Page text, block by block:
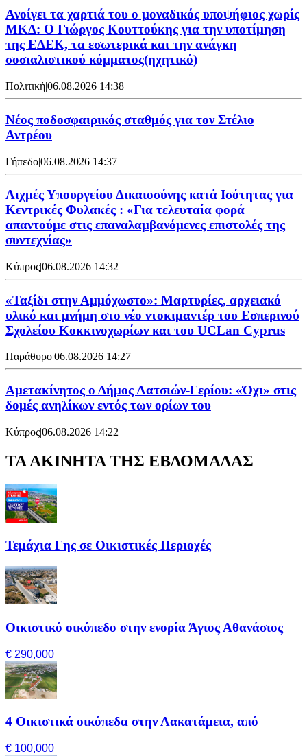
Ανοίγει τα χαρτιά του ο μοναδικός υποψήφιος χωρίς
ΜΚΔ: Ο Γιώργος Κουττούκης για την υποτίμηση
της ΕΔΕΚ, τα εσωτερικά και την ανάγκη
σοσιαλιστικού κόμματος(ηχητικό)
Πολιτική|06.08.2026 14:38
Νέος ποδοσφαιρικός σταθμός για τον Στέλιο
Αντρέου
Γήπεδο|06.08.2026 14:37
Αιχμές Υπουργείου Δικαιοσύνης κατά Ισότητας για
Κεντρικές Φυλακές : «Για τελευταία φορά
απαντούμε στις επαναλαμβανόμενες επιστολές της
συντεχνίας»
Κύπρος|06.08.2026 14:32
«Ταξίδι στην Αμμόχωστο»: Μαρτυρίες, αρχειακό
υλικό και μνήμη στο νέο ντοκιμαντέρ του Εσπερινού
Σχολείου Κοκκινοχωρίων και του UCLan Cyprus
Παράθυρο06.08.2026 14:27
Αμετακίνητος ο Δήμος Λατσιών-Γερίου: «Όχι» στις
δομές ανηλίκων εντός των ορίων του
Κύπρος|06.08.2026 14:22
ΤΑ ΑΚΙΝΗΤΑ ΤΗΣ ΕΒΔΟΜΑΔΑΣ
Τεμάχια Γης σε Οικιστικές Περιοχές
Οικιστικό οικόπεδο στην ενορία Άγιος Αθανάσιος
€ 290,000
4 Οικιστικά οικόπεδα στην Λακατάμεια, από
€ 100,000